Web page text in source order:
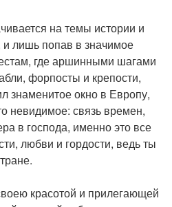
на темы истории и
лишь попав в значимое
где аршинными шагами
форпосты и крепости,
знаменитое окно в Европу,
невидимое: связь времен,
в господа, именно это все
любви и гордости, ведь ты
красотой и прилегающей